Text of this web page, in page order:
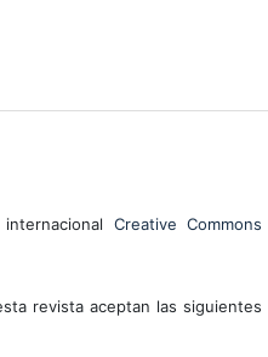
Creative Commons
revista aceptan las siguientes